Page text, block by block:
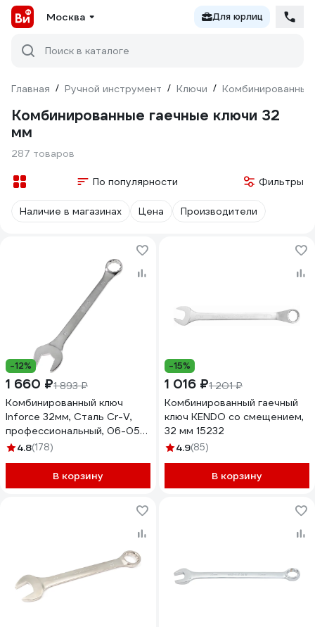
Москва Для юрлиц
Поиск в каталоге
Главная / Ручной инструмент / Ключи / Комбинированные
Комбинированные гаечные ключи 32
мм
287 товаров
По популярности Фильтры
Наличие в магазинах Цена Производители
-12%
1 660 ₽1 893 ₽
Комбинированный ключ
Inforce 32мм, Сталь Cr-V,
профессиональный, 06-05-
294.8(178)
В корзину
-15%
1 016 ₽1 201 ₽
Комбинированный гаечный
ключ KENDO со смещением,
32 мм 15232
4.9(85)
В корзину